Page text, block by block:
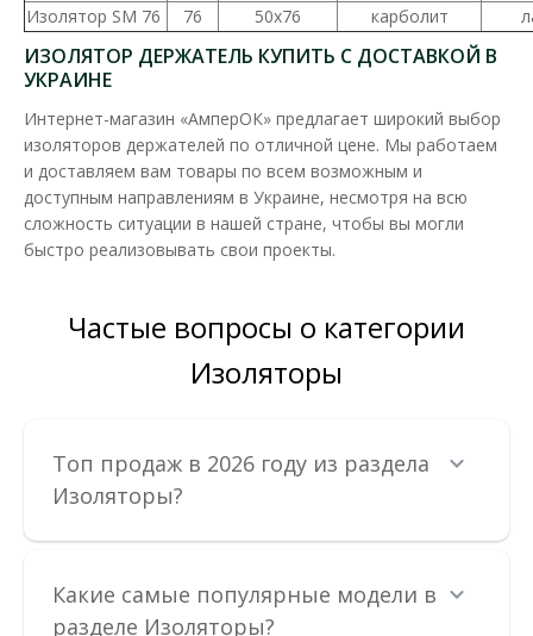
Изолятор-держатель SM 35 Промфактор
Доступность: В наличии
Шинный изолятор SM служит для изоляции и крепления
токопроводящих частей (алюминиевых и медных шин) ..
Изолятор SM 76
76 50х76 карболит
ИЗОЛЯТОР ДЕРЖАТЕЛЬ КУПИТЬ С ДОСТАВКОЙ В
УКРАИНЕ
Интернет-магазин «АмперОК» предлагает широкий выбор
изоляторов держателей по отличной цене. Мы работаем
и доставляем вам товары по всем возможным и
доступным направлениям в Украине, несмотря на всю
сложность ситуации в нашей стране, чтобы вы могли
быстро реализовывать свои проекты.
Частые вопросы о категории
Изоляторы
Топ продаж в 2026 году из раздела
Изоляторы?
Какие самые популярные модели в
разделе Изоляторы?